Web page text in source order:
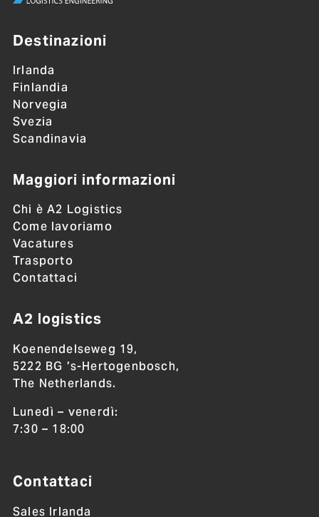
Destinazioni
Irlanda
Finlandia
Norvegia
Svezia
Scandinavia
Maggiori informazioni
Chi è A2 Logistics
Come lavoriamo
Vacatures
Trasporto
Contattaci
A2 logistics
Koenendelseweg 19,
5222 BG ’s-Hertogenbosch,
The Netherlands.
Lunedì – venerdì:
7:30 – 18:00
Contattaci
Sales Irlanda